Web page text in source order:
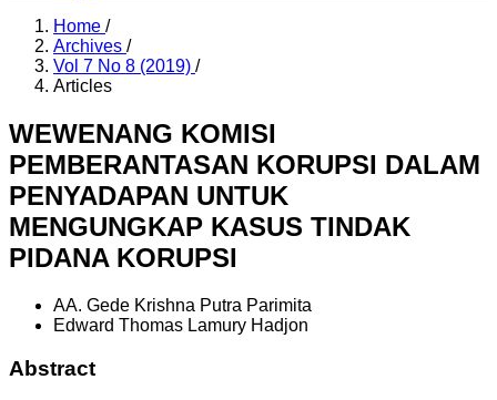
Home /
Archives /
Vol 7 No 8 (2019) /
Articles
WEWENANG KOMISI
PEMBERANTASAN KORUPSI DALAM
PENYADAPAN UNTUK
MENGUNGKAP KASUS TINDAK
PIDANA KORUPSI
AA. Gede Krishna Putra Parimita
Edward Thomas Lamury Hadjon
Abstract